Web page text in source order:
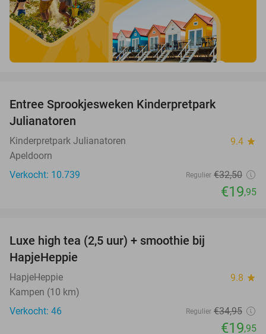
Entree Sprookjesweken Kinderpretpark
Julianatoren
Kinderpretpark Julianatoren 9.4 star
Apeldoorn
Verkocht: 10.739
Regulier €32,50
€19,95
Luxe high tea (2,5 uur) + smoothie bij
HapjeHeppie
HapjeHeppie 9.8 star
Kampen (10 km)
Verkocht: 46
Regulier €34,95
€19,95